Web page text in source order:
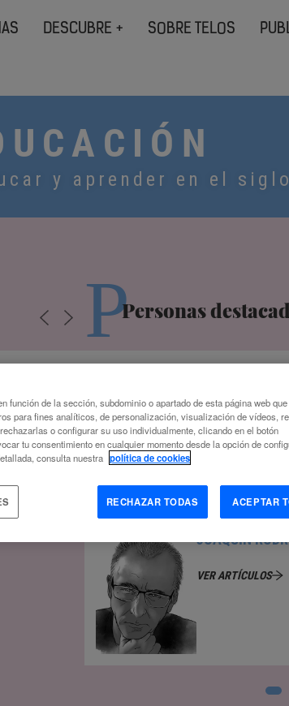
DESCUBRE + SOBRE TELOS
y aprender en el
PPersonas
VER ARTÍCULOS
JOAQUÍN
VER ARTÍCULOS
función de la sección, subdominio o apartado de esta página web
para fines analíticos, de personalización, visualización de vídeos,
o configurar su uso individualmente, clicando en el botón
tu consentimiento en cualquier momento desde la opción de
consulta nuestra política de cookies
RECHAZAR TODAS ACEPTAR